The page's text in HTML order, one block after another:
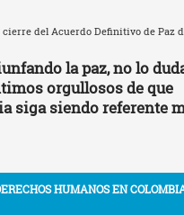
del Acuerdo Definitivo de Paz
la paz, no lo
orgullosos de que
siga siendo referente
HUMANOS EN